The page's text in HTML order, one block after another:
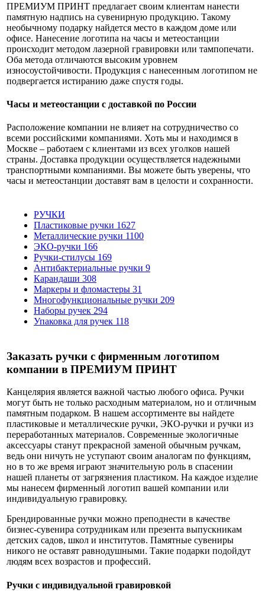
ПРЕМИУМ ПРИНТ предлагает своим клиентам нанести
памятную надпись на сувенирную продукцию. Такому
необычному подарку найдется место в каждом доме или
офисе. Нанесение логотипа на часы и метеостанции
происходит методом лазерной гравировки или тампопечати.
Оба метода отличаются высоким уровнем
износоустойчивости. Продукция с нанесенным логотипом не
подвергается истиранию даже спустя годы.
Часы и метеостанции с доставкой по России
Расположение компании не влияет на сотрудничество со
всеми российскими компаниями. Хоть мы и находимся в
Москве – работаем с клиентами из всех уголков нашей
страны. Доставка продукции осуществляется надежными
транспортными компаниями. Вы можете быть уверены, что
часы и метеостанции доставят вам в целости и сохранности.
РУЧКИ
Пластиковые ручки 1627
Металлические ручки 1100
ЭКО-ручки 166
Ручки-стилусы 169
Антибактериальные ручки 9
Карандаши 308
Маркеры и фломастеры 31
Многофункциональные ручки 209
Наборы ручек 294
Упаковка для ручек 118
Заказать ручки с фирменным логотипом
компании в ПРЕМИУМ ПРИНТ
Канцелярия является важной частью любого офиса. Ручки
могут быть не только расходным материалом, но и отличным
памятным подарком. В нашем ассортименте вы найдете
пластиковые и металлические ручки, ЭКО-ручки и ручки из
переработанных материалов. Современные экологичные
аксессуары станут прекрасной заменой обычным ручкам,
ведь они ничуть не уступают своим аналогам по функциям,
но в то же время играют значительную роль в спасении
нашей планеты от загрязнения пластиком. На каждое изделие
мы нанесем фирменный логотип вашей компании или
индивидуальную гравировку.
Брендированные ручки можно преподнести в качестве
бизнес-сувенира сотрудникам или презента выпускникам
детских садов, школ и институтов. Памятные сувениры
никого не оставят равнодушными. Такие подарки подойдут
людям всех возрастов и профессий.
Ручки с индивидуальной гравировкой